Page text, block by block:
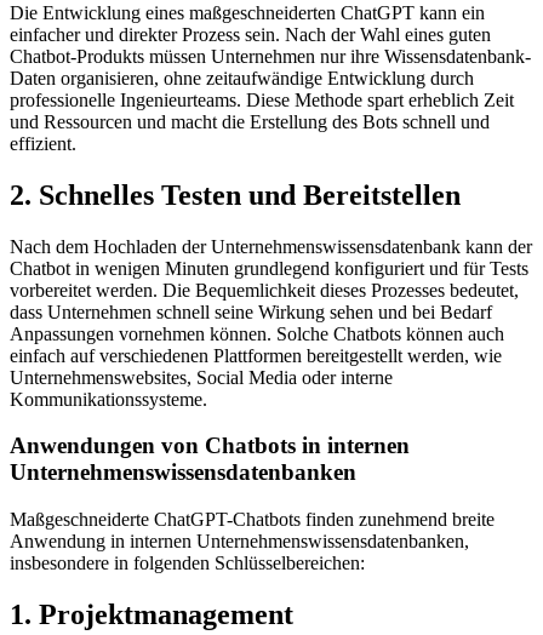
Die Entwicklung eines maßgeschneiderten ChatGPT kann ein
einfacher und direkter Prozess sein. Nach der Wahl eines guten
Chatbot-Produkts müssen Unternehmen nur ihre Wissensdatenbank-
Daten organisieren, ohne zeitaufwändige Entwicklung durch
professionelle Ingenieurteams. Diese Methode spart erheblich Zeit
und Ressourcen und macht die Erstellung des Bots schnell und
effizient.
2. Schnelles Testen und Bereitstellen
Nach dem Hochladen der Unternehmenswissensdatenbank kann der
Chatbot in wenigen Minuten grundlegend konfiguriert und für Tests
vorbereitet werden. Die Bequemlichkeit dieses Prozesses bedeutet,
dass Unternehmen schnell seine Wirkung sehen und bei Bedarf
Anpassungen vornehmen können. Solche Chatbots können auch
einfach auf verschiedenen Plattformen bereitgestellt werden, wie
Unternehmenswebsites, Social Media oder interne
Kommunikationssysteme.
Anwendungen von Chatbots in internen
Unternehmenswissensdatenbanken
Maßgeschneiderte ChatGPT-Chatbots finden zunehmend breite
Anwendung in internen Unternehmenswissensdatenbanken,
insbesondere in folgenden Schlüsselbereichen:
1. Projektmanagement